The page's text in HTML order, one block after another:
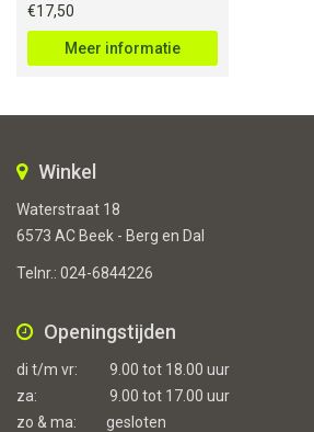
€17,50
Meer informatie
Winkel
Waterstraat 18
6573 AC Beek - Berg en Dal
Telnr.: 024-6844226
Openingstijden
di t/m vr:
9.00 tot 18.00 uur
za:
9.00 tot 17.00 uur
zo & ma:
gesloten